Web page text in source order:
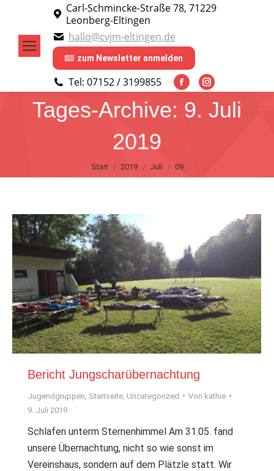
Carl-Schmincke-Straße 78, 71229
Leonberg-Eltingen
hallo@cvjm-eltingen.de
zum Newsletter anmelden
Tel: 07152 / 3199855
Facebook
page
opens
window
Instagram
page
opens
Tages-Archive: 9. Juli
2019
Sie befinden sich hier:
Start 2019 Juli 09
Bericht Jungscharübernachtung
Jugendgruppen Startseite Uncategorized Von kathie
9. Juli 2019
Schlafen unterm Sternenhimmel Am 31.05. fand
unsere Übernachtung, nicht so wie sonst im
Vereinshaus, sondern auf dem Plätzle statt. Wir